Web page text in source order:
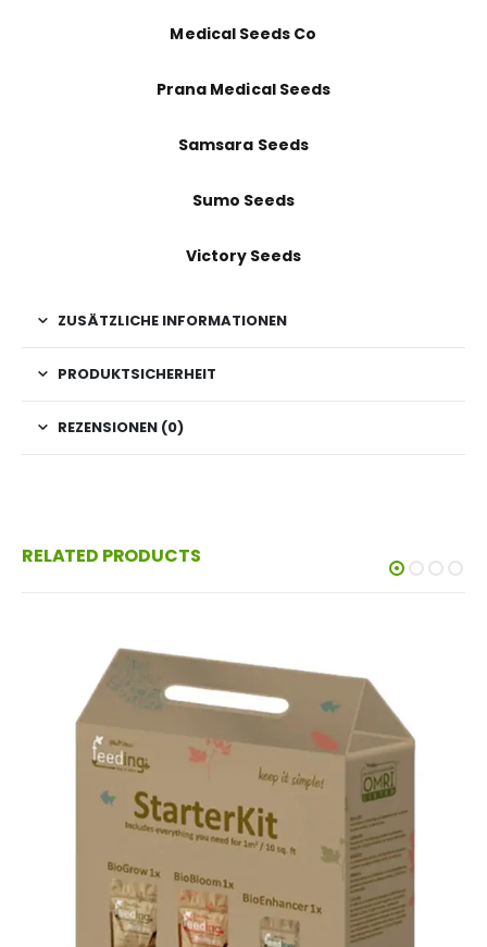
Medical Seeds Co
Prana Medical Seeds
Samsara Seeds
Sumo Seeds
Victory Seeds
ZUSÄTZLICHE INFORMATIONEN
PRODUKTSICHERHEIT
REZENSIONEN (0)
RELATED PRODUCTS